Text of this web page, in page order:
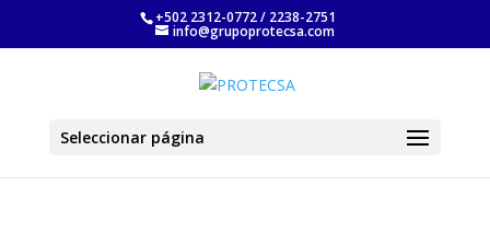
+502 2312-0772 / 2238-2751
info@grupoprotecsa.com
Seleccionar página